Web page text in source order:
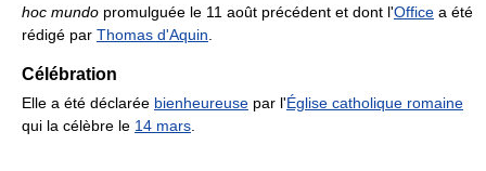
hoc mundo promulguée le 11 août précédent et dont l'Office a été
rédigé par Thomas d'Aquin
Célébration
Elle a été déclarée bienheureuse par l'Église catholique romaine
qui la célèbre le 14 mars